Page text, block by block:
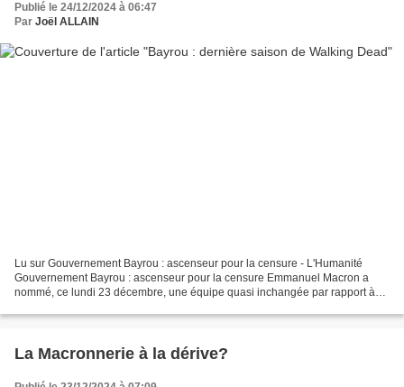
Publié le 24/12/2024 à 06:47
Par Joël ALLAIN
Lu sur Gouvernement Bayrou : ascenseur pour la censure - L'Humanité
Gouvernement Bayrou : ascenseur pour la censure Emmanuel Macron a
nommé, ce lundi 23 décembre, une équipe quasi inchangée par rapport à
La Macronnerie à la dérive?